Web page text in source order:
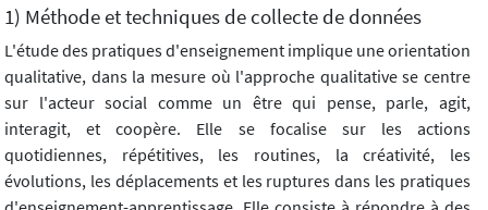
1) Méthode et techniques de collecte de données
L'étude des pratiques d'enseignement implique une orientation
qualitative, dans la mesure où l'approche qualitative se centre
sur l'acteur social comme un être qui pense, parle, agit,
interagit, et coopère. Elle se focalise sur les actions
quotidiennes, répétitives, les routines, la créativité, les
évolutions, les déplacements et les ruptures dans les pratiques